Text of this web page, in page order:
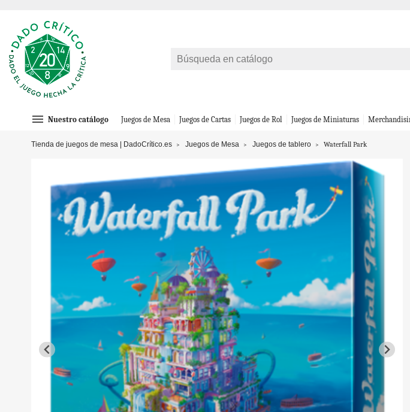
menu Nuestro catálogo Juegos de Mesa Juegos de Cartas Juegos de Rol Juegos de Miniaturas
Tienda de juegos de mesa | DadoCrítico.es Juegos de Mesa Juegos de tablero Waterfall Park